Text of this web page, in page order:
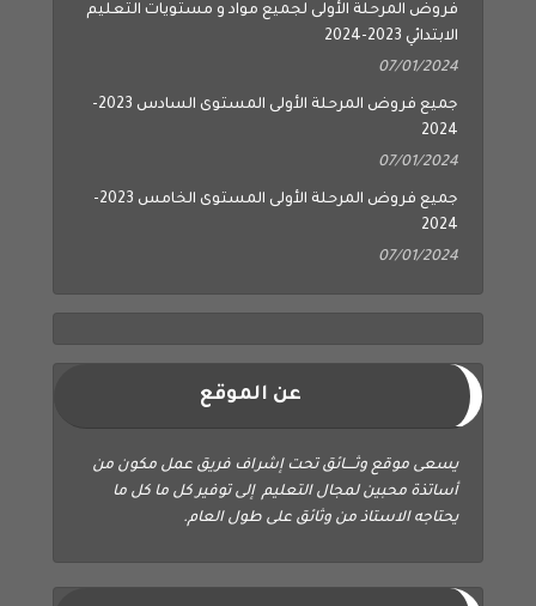
فروض المرحلة الأولى لجميع مواد و مستويات التعليم
الابتدائي 2023-2024
07/01/2024
جميع فروض المرحلة الأولى المستوى السادس 2023-
2024
07/01/2024
جميع فروض المرحلة الأولى المستوى الخامس 2023-
2024
07/01/2024
عن الموقع
يسعى موقع وثــــائق تحت إشراف فريق عمل مكون من
أساتذة محبين لمجال التعليم إلى توفير كل ما كل ما
يحتاجه الاستاذ من وثائق على طول العام.